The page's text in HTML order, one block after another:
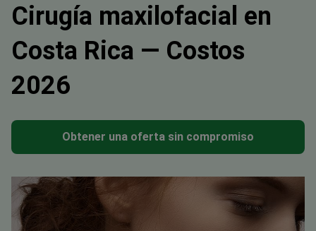
Cirugía maxilofacial en
Costa Rica — Costos
2026
Obtener una oferta sin compromiso